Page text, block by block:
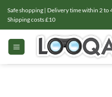
naar
inhoud
Safe shopping | Delivery time within 2
Shipping costs £10